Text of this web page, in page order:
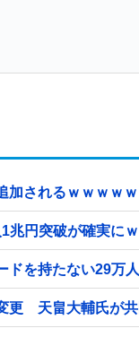
加されるｗｗｗｗｗ
円突破が確実に
を持たない29万
更 天畠大輔氏が